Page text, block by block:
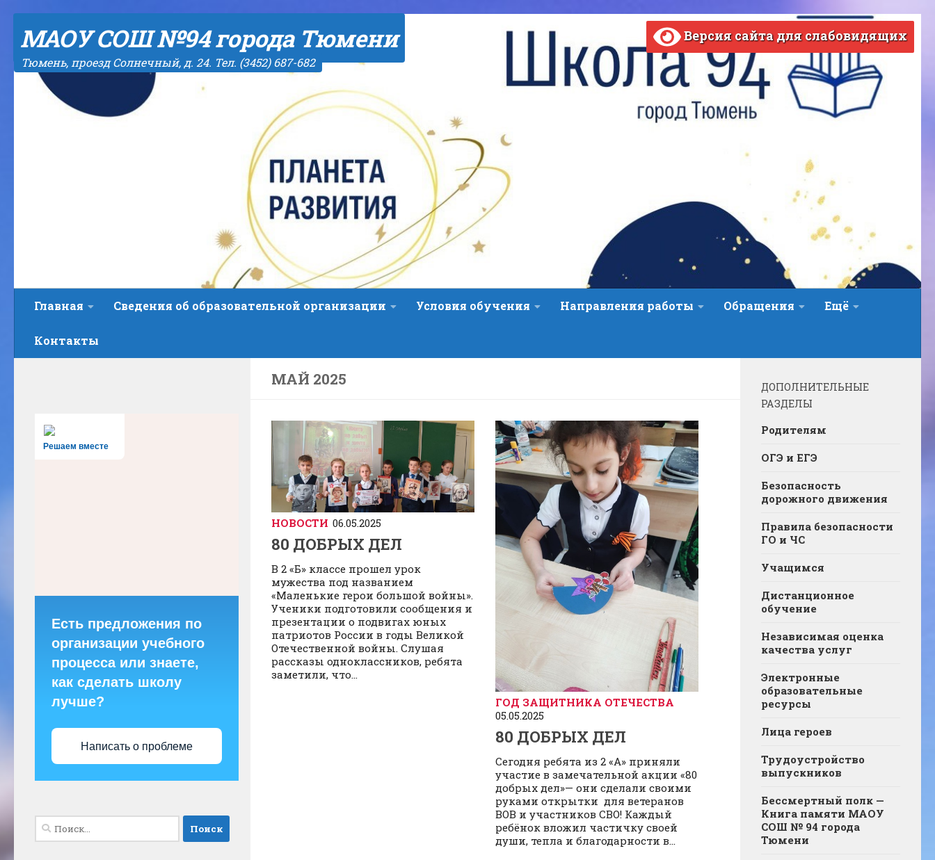
МАОУ СОШ №94 города Тюмени
Тюмень, проезд Солнечный, д. 24. Тел. (3452) 687-682
ВЕРСИЯ САЙТА ДЛЯ СЛАБОВИДЯЩИХ
Версия сайта для слабовидящих
Главная Сведения об образовательной организации Условия обучения Направления работы Обращения Ещё
Контакты
МАЙ 2025
НОВОСТИ 06.05.2025
80 ДОБРЫХ ДЕЛ
В 2 «Б» классе прошел урок
мужества под названием
«Маленькие герои большой войны».
Ученики подготовили сообщения и
презентации о подвигах юных
патриотов России в годы Великой
Отечественной войны. Слушая
рассказы одноклассников, ребята
заметили, что...
ГОД ЗАЩИТНИКА ОТЕЧЕСТВА
05.05.2025
80 ДОБРЫХ ДЕЛ
Сегодня ребята из 2 «А» приняли
участие в замечательной акции «80
добрых дел»— они сделали своими
руками открытки для ветеранов
ВОВ и участников СВО! Каждый
ребёнок вложил частичку своей
души, тепла и благодарности в...
Решаем вместе
Есть предложения по
организации учебного
процесса или знаете,
как сделать школу
лучше?
Написать о проблеме
Найти:
ДОПОЛНИТЕЛЬНЫЕ
РАЗДЕЛЫ
Родителям
ОГЭ и ЕГЭ
Безопасность
дорожного движения
Правила безопасности
ГО и ЧС
Учащимся
Дистанционное
обучение
Независимая оценка
качества услуг
Электронные
образовательные
ресурсы
Лица героев
Трудоустройство
выпускников
Бессмертный полк —
Книга памяти МАОУ
СОШ № 94 города
Тюмени